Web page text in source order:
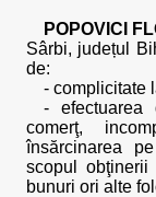
POPOVICI
Sârbi, județul
de:
- complicitate
- efectuarea
comerţ,
însărcinarea
scopul
bunuri ori alte